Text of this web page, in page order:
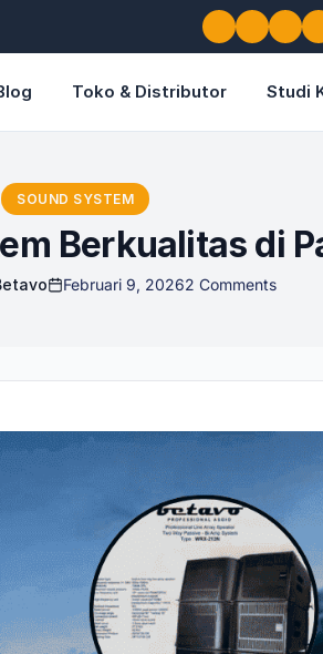
Toko & Distributor Studi
SOUND SYSTEM
Berkualitas di
Februari 9, 20262 Comments